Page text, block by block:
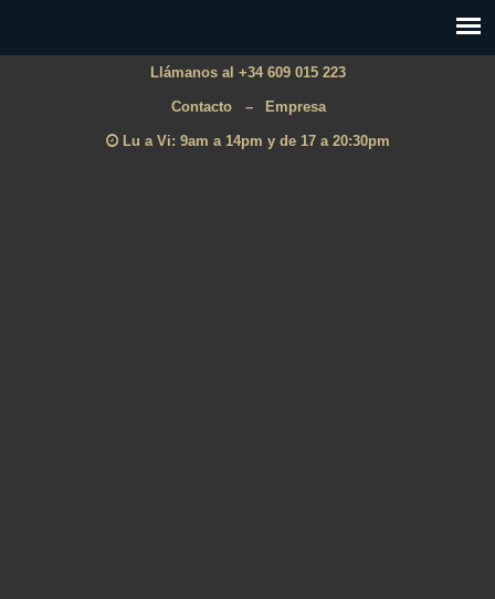
Llámanos al +34 609 015 223
Contacto – Empresa
Lu a Vi: 9am a 14pm y de 17 a 20:30pm